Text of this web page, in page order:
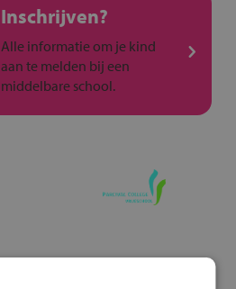
Inschrijven?
Alle informatie om je kind
aan te melden bij een
middelbare school.